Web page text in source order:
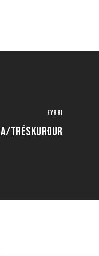
Fyrri
TRÉSKURÐUR